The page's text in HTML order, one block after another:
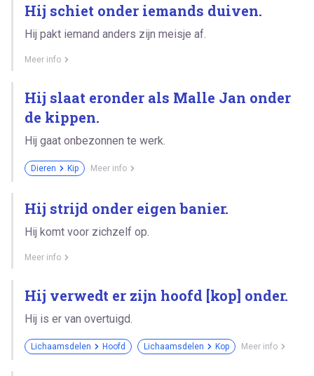
Hij schiet onder iemands duiven.
Hij pakt iemand anders zijn meisje af.
Meer info
Hij slaat eronder als Malle Jan onder
de kippen.
Hij gaat onbezonnen te werk.
Dieren Kip Meer info
Hij strijd onder eigen banier.
Hij komt voor zichzelf op.
Meer info
Hij verwedt er zijn hoofd [kop] onder.
Hij is er van overtuigd.
Lichaamsdelen Hoofd Lichaamsdelen Kop Meer info